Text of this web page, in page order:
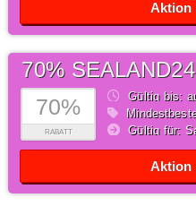
Aktion
70%
RABATT
70%
Gültig bis:
Gültig für:
Aktion